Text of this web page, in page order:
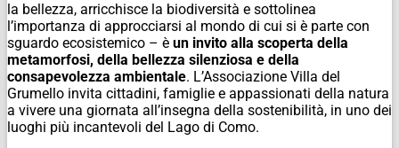
la bellezza, arricchisce la biodiversità e sottolinea
l’importanza di approcciarsi al mondo di cui si è parte con
sguardo ecosistemico – è un invito alla scoperta della
metamorfosi, della bellezza silenziosa e della
consapevolezza ambientale. L’Associazione Villa del
Grumello invita cittadini, famiglie e appassionati della natura
a vivere una giornata all’insegna della sostenibilità, in uno dei
luoghi più incantevoli del Lago di Como.